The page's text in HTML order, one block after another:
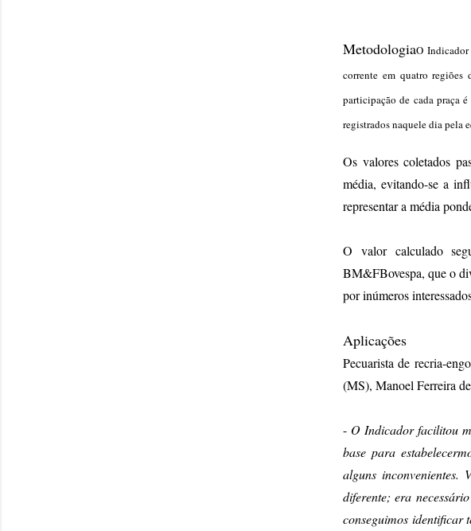
MetodologiaO
corrente em quatro regiões
participação de cada praça
registrados naquele dia pela
Os valores coletados
média, evitando-se a
representar a média
O valor calculado
BM&FBovespa, que o
por inúmeros
Aplicações
Pecuarista de recria-
(MS), Manoel Ferreira
- O Indicador facilitou
base para
alguns inconvenientes.
diferente; era
conseguimos identificar